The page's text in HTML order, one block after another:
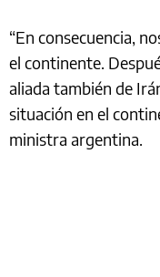
“En consecuencia,
el continente.
aliada también de
situación en el
ministra argentina.